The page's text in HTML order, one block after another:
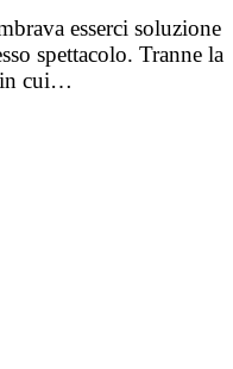
esserci soluzione
spettacolo. Tranne la
in cui…